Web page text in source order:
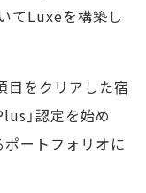
てLuxeを構築し
目をクリアした宿
」認定を始め
ートフォリオに